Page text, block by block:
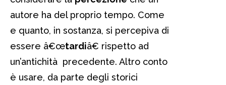
autore ha del proprio tempo. Come
e quanto, in sostanza, si percepiva di
essere â€œtardiâ€ rispetto ad
un’antichità precedente. Altro conto
è usare, da parte degli storici